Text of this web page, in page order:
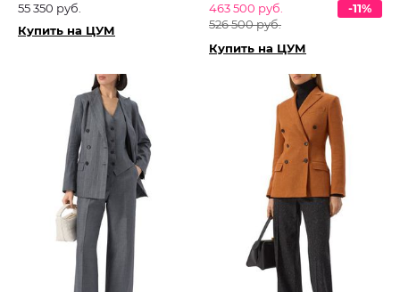
55 350 руб.
Купить на ЦУМ
463 500 руб.
526 500 руб.
-11%
Купить на ЦУМ